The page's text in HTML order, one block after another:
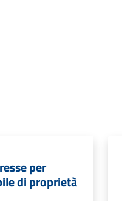
per
di proprietà